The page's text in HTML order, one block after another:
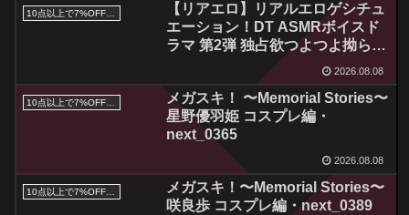
10点以上で7%OFFクーポン／サマーセール2026対象
【リアエロ】リアルエロゲシチュ
エーション！DT ASMRボイスド
ラマ 第2弾 独占欲つよつよ拗らせ
系幼馴染 笠間陽菜乃・jist_0012
2026.08.08
10点以上で7%OFFクーポン／サマーセール2026対象
メガスキ！ 〜Memorial Stories〜
星野優羽姫 コスプレ編・
next_0365
2026.08.08
10点以上で7%OFFクーポン／サマーセール2026対象
メガスキ！〜Memorial Stories〜
咲良歩 コスプレ編・next_0389